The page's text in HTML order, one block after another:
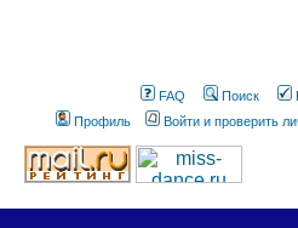
FAQ Поиск
Профиль
Войти и проверить